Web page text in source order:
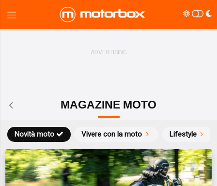
MAGAZINE MOTO
Novità moto Vivere con la moto Lifestyle